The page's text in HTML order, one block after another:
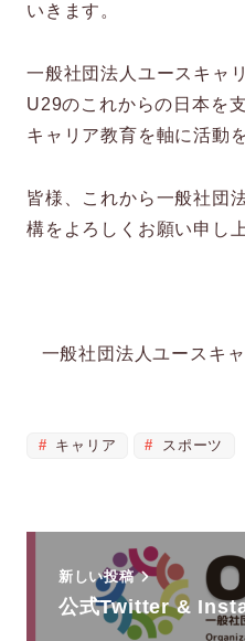
いきます。
一般社団法人ユースキャ
U29のこれからの日本を
キャリア教育を軸に活動
皆様、これから一般社団
構をよろしくお願い申し
一般社団法人ユース
キャリア スポーツ
新しい投稿
公式Twitter &